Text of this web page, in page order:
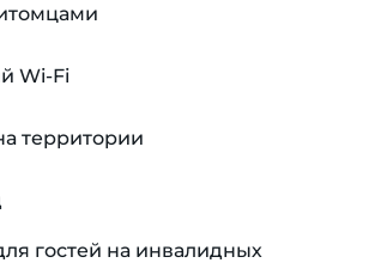
Wi-Fi
территории
гостей на инвалидных